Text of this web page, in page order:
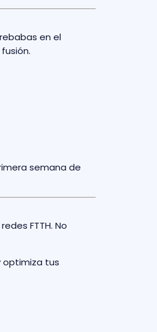
en el
semana de
FTTH. No
optimiza tus